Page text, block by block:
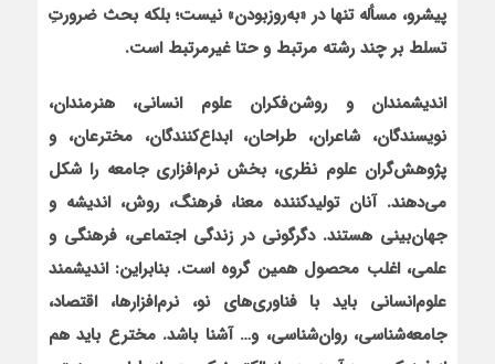
پیشرو، مسأله تنها در «به‌روزبودن» نیست؛ بلکه بحث ضرورتِ
تسلط بر چند رشته مرتبط و حتا غیرمرتبط است.
اندیشمندان و روشن‌فکران علوم انسانی، هنرمندان،
نویسندگان، شاعران، طراحان، ابداع‌کنندگان، مخترعان، و
پژوهش‌گران علوم نظری، بخش نرم‌افزاری جامعه را شکل
می‌دهند. آنان تولیدکننده معنا، فرهنگ، روش، اندیشه و
جهان‌بینی هستند. دگرگونی در زندگی اجتماعی، فرهنگی و
علمی، اغلب محصول همین گروه است. بنابراین: اندیشمند
علوم‌انسانی باید با فناوری‌های نو، نرم‌افزارها، اقتصاد،
جامعه‌شناسی، روان‌شناسی، و… آشنا باشد. مخترع باید هم